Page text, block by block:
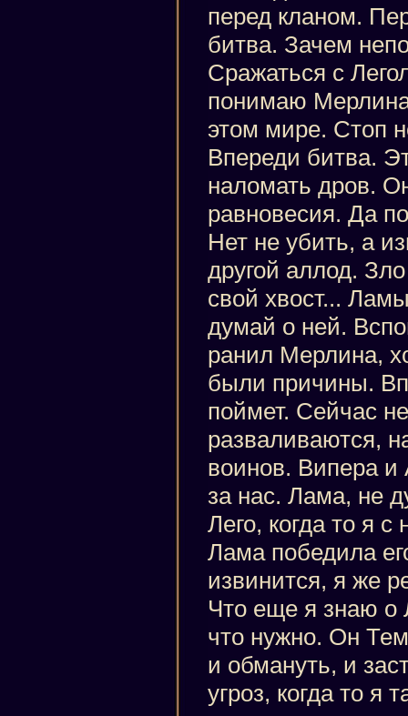
перед кланом.
битва. Зачем
Сражаться с
понимаю
этом мире. Стоп
Впереди битва.
наломать дров.
равновесия. Да
Нет не убить, а
другой аллод.
свой хвост...
думай о ней.
ранил Мерлина,
были причины.
поймет. Сейчас
разваливаются,
воинов. Випера и
за нас. Лама, не
Лего, когда то я
Лама победила
извинится, я же
Что еще я знаю о
что нужно. Он
и обмануть, и
угроз, когда то я